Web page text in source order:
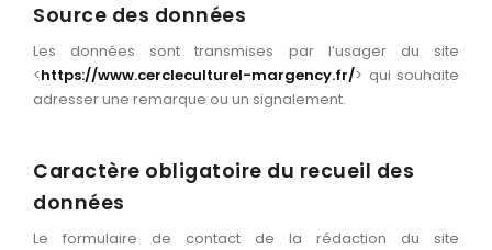
Source des données
Les données sont transmises par l’usager du site
<https://www.cercleculturel-margency.fr/> qui souhaite
adresser une remarque ou un signalement.
Caractère obligatoire du recueil des
données
Le formulaire de contact de la rédaction du site